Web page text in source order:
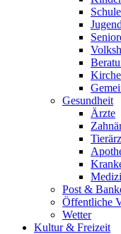
Jugend
Gesundheit
Ärzte
Post &
Öffentliche
Wetter
Kultur & Freizeit